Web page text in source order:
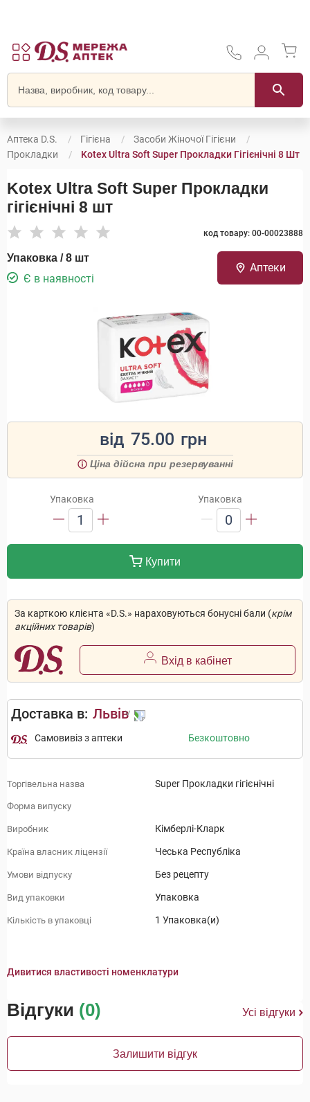
Аптека D.S. Гігієна
Засоби Жіночої Гігієни
Прокладки
Kotex Ultra Soft Super Прокладки Гігієнічні 8 Шт
Kotex Ultra Soft Super Прокладки
гігієнічні 8 шт
код товару: 00-00023888
Упаковка / 8 шт
Є в наявності
Аптеки
від 75.00 грн
Ціна дійсна при резервуванні
Упаковка
1
Упаковка
0
Купити
За карткою клієнта «D.S.» нараховуються бонусні бали (крім
акційних товарів)
Вхід в кабінет
Доставка в: Львів
Самовивіз з аптеки Безкоштовно
Торгівельна назва Super Прокладки гігієнічні
Форма випуску
Виробник Кімберлі-Кларк
Країна власник ліцензії Чеська Республіка
Умови відпуску Без рецепту
Вид упаковки Упаковка
Кількість в упаковці 1 Упаковка(и)
Дивитися властивості номенклатури
Відгуки (0) Усі відгуки
Залишити відгук